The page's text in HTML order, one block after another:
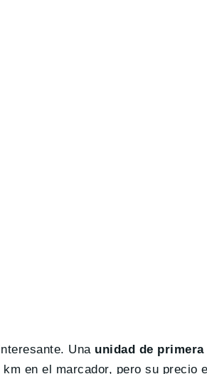
Una unidad de
en el marcador, pero su precio